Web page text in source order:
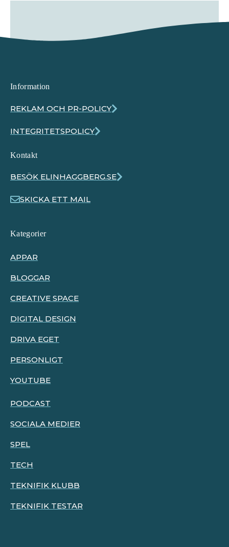
Information
REKLAM OCH PR-POLICY
INTEGRITETSPOLICY
Kontakt
BESÖK ELINHAGGBERG.SE
SKICKA ETT MAIL
Kategorier
APPAR
BLOGGAR
CREATIVE SPACE
DIGITAL DESIGN
DRIVA EGET
PERSONLIGT
YOUTUBE
PODCAST
SOCIALA MEDIER
SPEL
TECH
TEKNIFIK KLUBB
TEKNIFIK TESTAR